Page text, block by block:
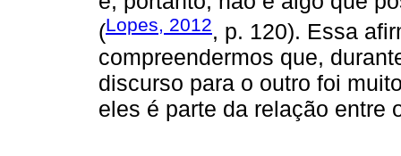
(Lopes, 2012, p. 120). Essa
compreendermos que,
discurso para o outro foi
eles é parte da relação entre